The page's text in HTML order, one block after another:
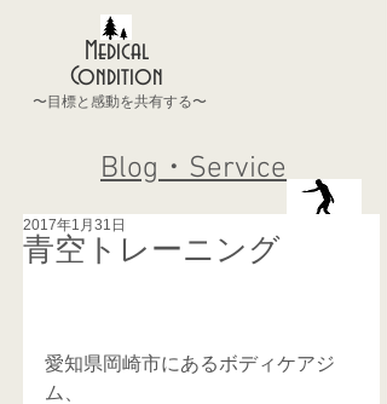
Medical
Condition
〜目標と感動を共有する〜
Blog・Service
青空トレーニング
2017年1月31日
愛知県岡崎市にあるボディケアジ
ム、